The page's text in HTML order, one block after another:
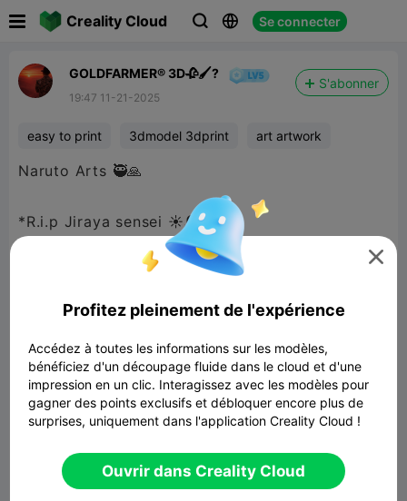
Creality Cloud   Se connecter
GOLDFARMER® 3D🥀🖌️?
19:47 11-21-2025
S'abonner
easy to print 3dmodel 3dprint art artwork
Naruto Arts 🥷🙏
*R.i.p Jiraya sensei ☀️🪦

Profitez pleinement de l'expérience
Accédez à toutes les informations sur les modèles,
bénéficiez d'un découpage fluide dans le cloud et d'une
impression en un clic. Interagissez avec les modèles pour
gagner des points exclusifs et débloquer encore plus de
surprises, uniquement dans l'application Creality Cloud !
Ouvrir dans Creality Cloud